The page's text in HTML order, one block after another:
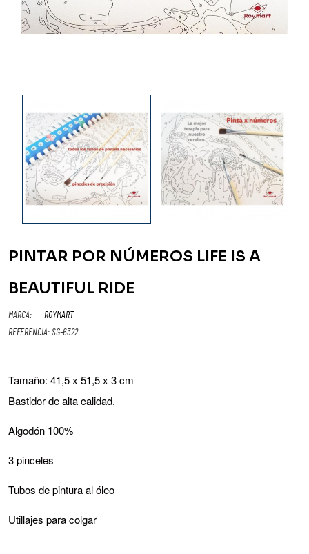
PINTAR POR NÚMEROS LIFE IS A
BEAUTIFUL RIDE
MARCA:
ROYMART
REFERENCIA: SG-6322
Tamaño: 41,5 x 51,5 x 3 cm
Bastidor de alta calidad.
Algodón 100%
3 pinceles
Tubos de pintura al óleo
Utillajes para colgar